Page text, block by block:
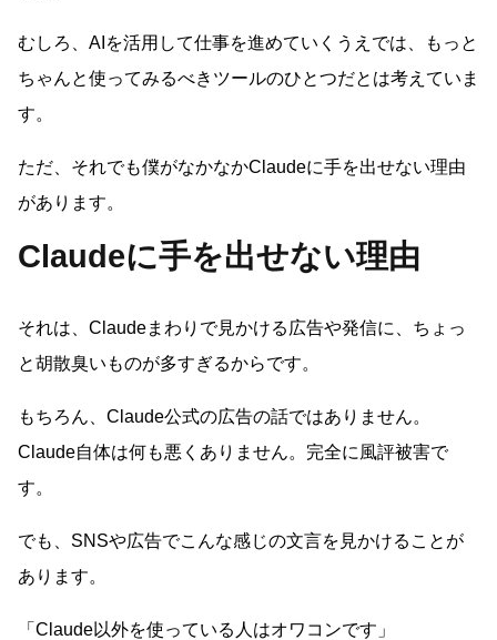
むしろ、AIを活用して仕事を進めていくうえでは、もっと
ちゃんと使ってみるべきツールのひとつだとは考えていま
す。
ただ、それでも僕がなかなかClaudeに手を出せない理由
があります。
Claudeに手を出せない理由
それは、Claudeまわりで見かける広告や発信に、ちょっ
と胡散臭いものが多すぎるからです。
もちろん、Claude公式の広告の話ではありません。
Claude自体は何も悪くありません。完全に風評被害で
す。
でも、SNSや広告でこんな感じの文言を見かけることが
あります。
「Claude以外を使っている人はオワコンです」